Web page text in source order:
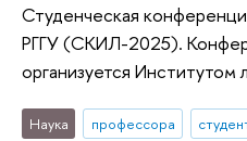
Студенческая
РГГУ (СКИЛ-2025).
организуется Институтом
Наука профессора